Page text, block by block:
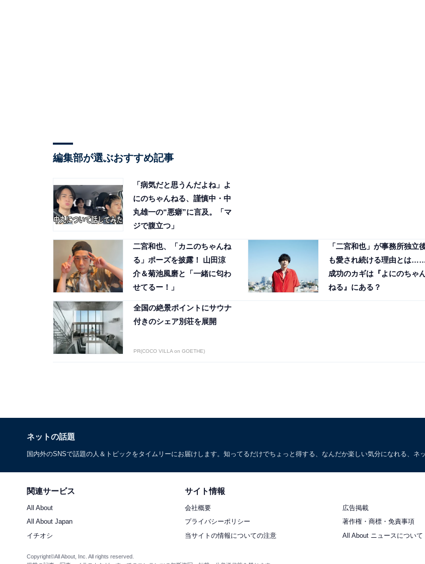
編集部が選ぶおすすめ記事
「病気だと思うんだよね」よ
にのちゃんねる、謹慎中・中
丸雄一の“悪癖”に言及。「マ
ジで腹立つ」
二宮和也、「カニのちゃんね
る」ポーズを披露！ 山田涼
介＆菊池風磨と「一緒に匂わ
せてるー！」
「二宮和也」が事務所独立
も愛され続ける理由とは
成功のカギは『よにのちゃ
ねる』にある？
全国の絶景ポイントにサウナ
付きのシェア別荘を展開
PR(COCO VILLA on GOETHE)
ネットの話題
国内外のSNSで話題の人＆トピックをタイムリーにお届けします。知ってるだけでちょっと得する、なんだか楽しい気分になれる、ネ
関連サービス
All About
All About Japan
イチオシ
サイト情報
会社概要
広告掲載
プライバシーポリシー
著作権・商標・免責事項
当サイトの情報についての注意
All About ニュースについて
Copyright©All About, Inc. All rights reserved.